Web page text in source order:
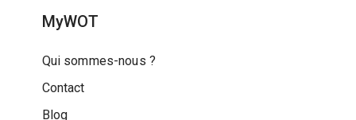
MyWOT
Qui sommes-nous ?
Contact
Blog